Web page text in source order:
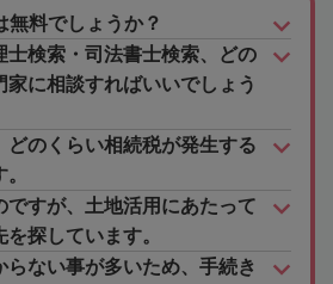
無料でしょうか？
士検索・司法書士検索、どの
家に相談すればいいでしょう
どのくらい相続税が発生する
ですが、土地活用にあたって
探しています。
らない事が多いため、手続き